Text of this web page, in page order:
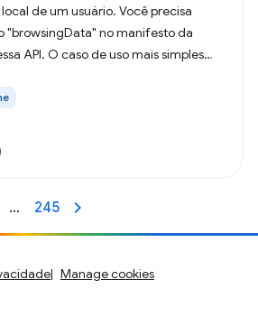
de um usuário. Você precisa
"browsingData" no manifesto da
API. O caso de uso mais simples
… 245
Manage cookies